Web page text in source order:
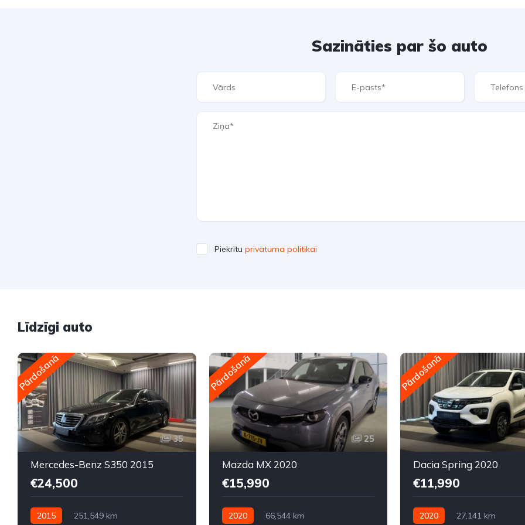
Sazināties par šo auto
Piekrītu privātuma politikai
Līdzīgi auto
Pārdošanā
35
Mercedes-Benz S350 2015
€24,500
2015 251,549 km
Pārdošanā
25
Mazda MX 2020
€15,990
2020 66,544 km
Pārdošanā
Dacia Spring 2020
€11,990
2020 27,141 km